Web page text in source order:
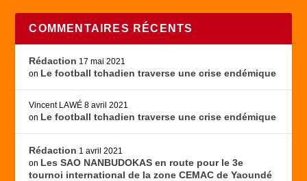
COMMENTAIRES RÉCENTS
Rédaction 17 mai 2021
on Le football tchadien traverse une crise endémique
Vincent LAWÉ 8 avril 2021
on Le football tchadien traverse une crise endémique
Rédaction 1 avril 2021
on Les SAO NANBUDOKAS en route pour le 3e
tournoi international de la zone CEMAC de Yaoundé